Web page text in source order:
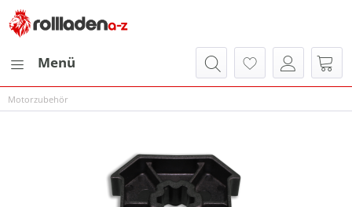
Menü
Motorzubehör